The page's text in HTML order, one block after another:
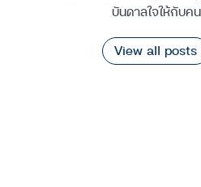
บันดาลใจให้กับค
View all posts